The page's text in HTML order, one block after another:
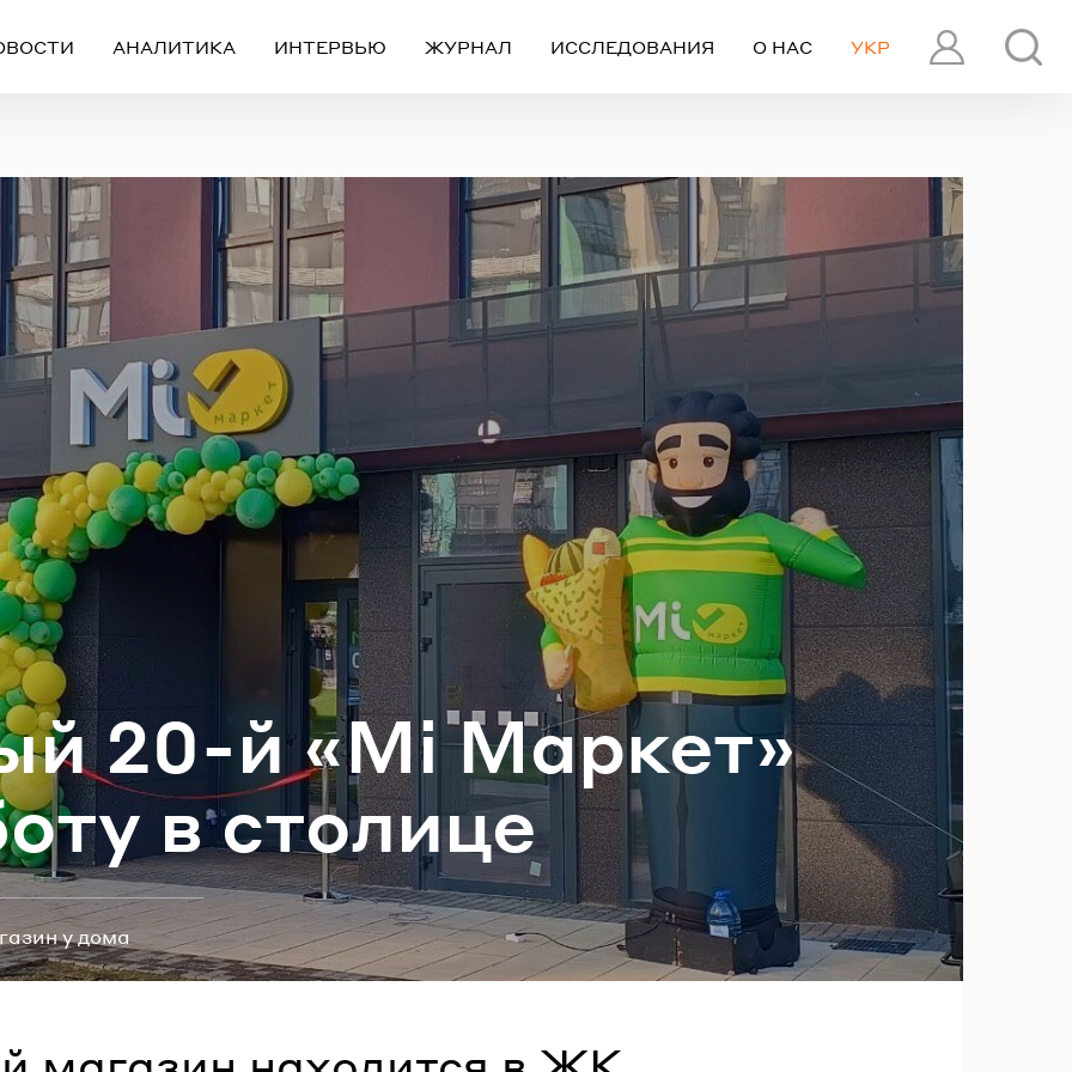
ПРОФИЛЬ
УКР
АНАЛИТИКА ИНТЕРВЬЮ ЖУРНАЛ ИССЛЕДОВАНИЯ О НАС
20-й «Мі Мар­кет»
в сто­ли­це
у дома
Регистрация
ЧЕРЕЗ СОЦИАЛЬНЫЕ СЕТИ
FACEBOOK GOOGLE
ИЛИ
Забыли пароль?
ВОЙТИ